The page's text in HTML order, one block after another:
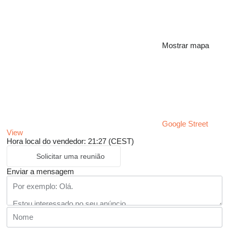
Mostrar mapa
Google Street
View
Hora local do vendedor: 21:27 (CEST)
Solicitar uma reunião
Enviar a mensagem